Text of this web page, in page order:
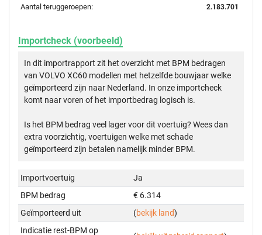
Aantal teruggeroepen: 2.183.701
Importcheck (voorbeeld)
In dit importrapport zit het overzicht met BPM bedragen
van VOLVO XC60 modellen met hetzelfde bouwjaar welke
geïmporteerd zijn naar Nederland. In onze importcheck
komt naar voren of het importbedrag logisch is.
Is het BPM bedrag veel lager voor dit voertuig? Wees dan
extra voorzichtig, voertuigen welke met schade
geïmporteerd zijn betalen namelijk minder BPM.
Importvoertuig
Ja
BPM bedrag
€ 6.314
Geïmporteerd uit
(bekijk land)
Indicatie rest-BPM op